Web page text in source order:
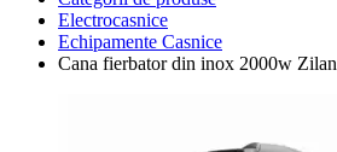
Electrocasnice
Echipamente Casnice
Cana fierbator din inox 2000w Zilan